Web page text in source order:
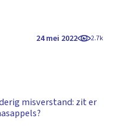
24 mei 2022 2.7k
misverstand: zit er